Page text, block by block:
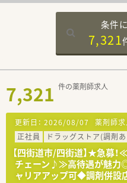
条件
7,321
7,321 件の薬剤師求人
更新日： 2026/08/07 薬剤師求
正社員
ドラッグストア(調剤
【四街道市/四街道】★急募
チェーン♪≫高待遇が魅力
ャリアアップ可◆調剤併設